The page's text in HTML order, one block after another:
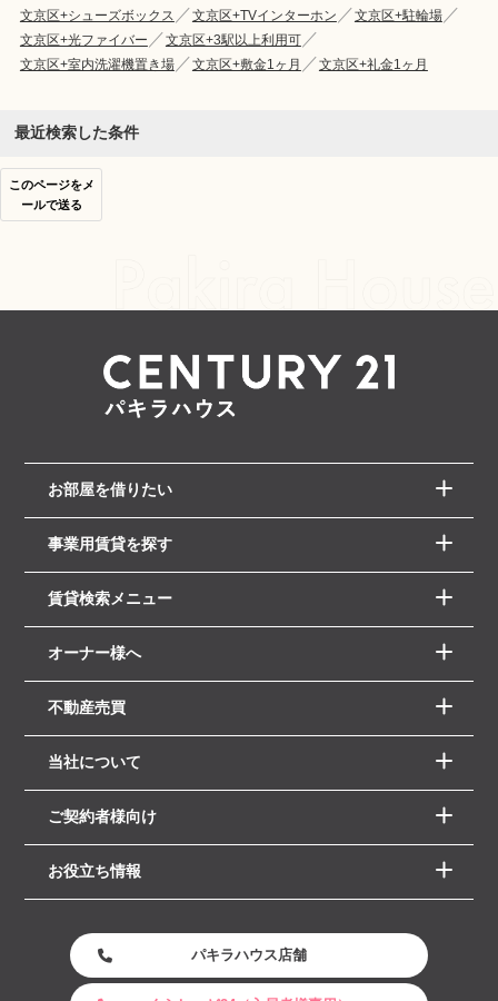
文京区+シューズボックス
文京区+TVインターホン
文京区+駐輪場
文京区+光ファイバー
文京区+3駅以上利用可
文京区+室内洗濯機置き場
文京区+敷金1ヶ月 文京区+礼金1ヶ月
最近検索した条件
このページをメ
ールで送る
お部屋を借りたい
事業用賃貸を探す
賃貸検索メニュー
オーナー様へ
不動産売買
当社について
ご契約者様向け
お役立ち情報
パキラハウス店舗